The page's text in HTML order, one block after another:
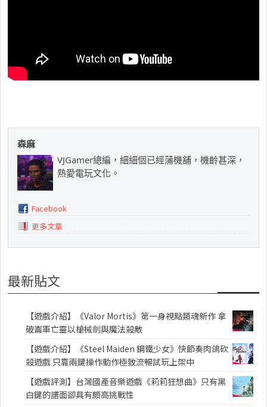
森麻
VJGamer總編，細細個已經蒲機舖，機齡甚深，
熱愛電玩文化。
Facebook
更多文章
最新貼文
【遊戲介紹】《Valor Mortis》第一身視點類魂新作 拿
破崙軍亡靈以槍械劍與魔法殺敵
【遊戲介紹】《Steel Maiden 鋼鐵少女》快節奏肉鴿砍
殺遊戲 只靠兩鍵操作動作極致流暢試玩上架中
【遊戲評測】台灣國產音樂遊戲《莉莉狂想曲》只有黑
白鍵的譜面卻具有頗高挑戰性